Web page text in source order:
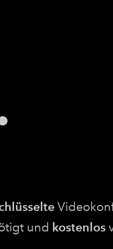
und kostenlos